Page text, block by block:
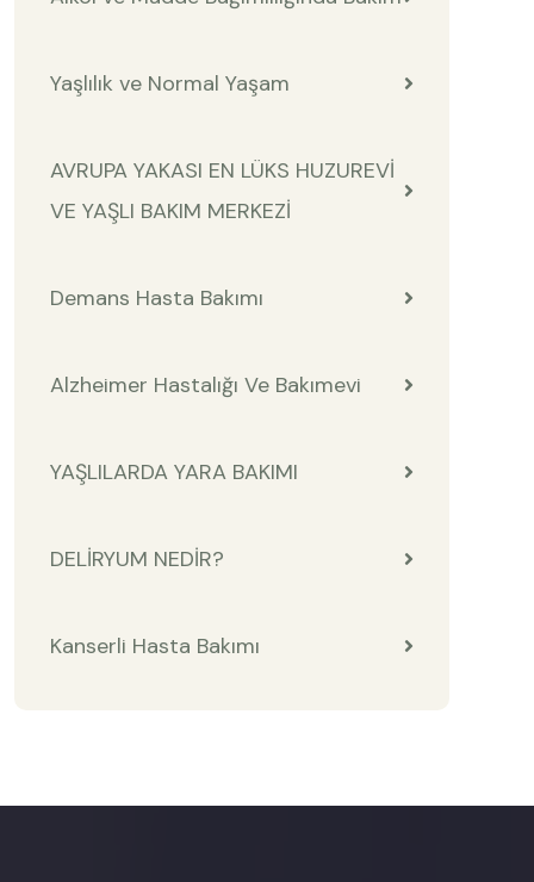
Yaşlılık ve Normal Yaşam
AVRUPA YAKASI EN LÜKS HUZUREVİ
VE YAŞLI BAKIM MERKEZİ
Demans Hasta Bakımı
Alzheimer Hastalığı Ve Bakımevi
YAŞLILARDA YARA BAKIMI
DELİRYUM NEDİR?
Kanserli Hasta Bakımı